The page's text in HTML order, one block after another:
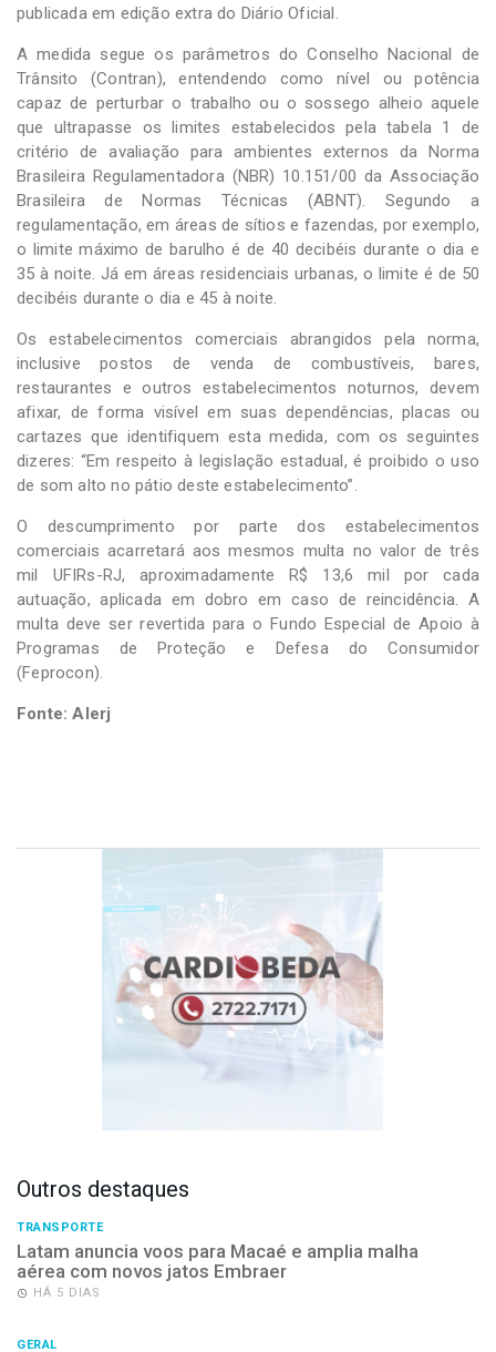
publicada em edição extra do Diário Oficial.
A medida segue os parâmetros do Conselho Nacional de
Trânsito (Contran), entendendo como nível ou potência
capaz de perturbar o trabalho ou o sossego alheio aquele
que ultrapasse os limites estabelecidos pela tabela 1 de
critério de avaliação para ambientes externos da Norma
Brasileira Regulamentadora (NBR) 10.151/00 da Associação
Brasileira de Normas Técnicas (ABNT). Segundo a
regulamentação, em áreas de sítios e fazendas, por exemplo,
o limite máximo de barulho é de 40 decibéis durante o dia e
35 à noite. Já em áreas residenciais urbanas, o limite é de 50
decibéis durante o dia e 45 à noite.
Os estabelecimentos comerciais abrangidos pela norma,
inclusive postos de venda de combustíveis, bares,
restaurantes e outros estabelecimentos noturnos, devem
afixar, de forma visível em suas dependências, placas ou
cartazes que identifiquem esta medida, com os seguintes
dizeres: “Em respeito à legislação estadual, é proibido o uso
de som alto no pátio deste estabelecimento”.
O descumprimento por parte dos estabelecimentos
comerciais acarretará aos mesmos multa no valor de três
mil UFIRs-RJ, aproximadamente R$ 13,6 mil por cada
autuação, aplicada em dobro em caso de reincidência. A
multa deve ser revertida para o Fundo Especial de Apoio à
Programas de Proteção e Defesa do Consumidor
(Feprocon).
Fonte: Alerj
Outros destaques
TRANSPORTE
Latam anuncia voos para Macaé e amplia malha
aérea com novos jatos Embraer
HÁ 5 DIAS
GERAL